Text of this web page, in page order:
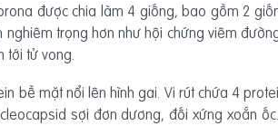
được chia làm 4 giống, bao gồm 2
trọng hơn như hội chứng viêm
tới tử vong.
bề mặt nổi lên hình gai. Vi rút chứa 4
sợi đơn dương, đối xứng xoắn